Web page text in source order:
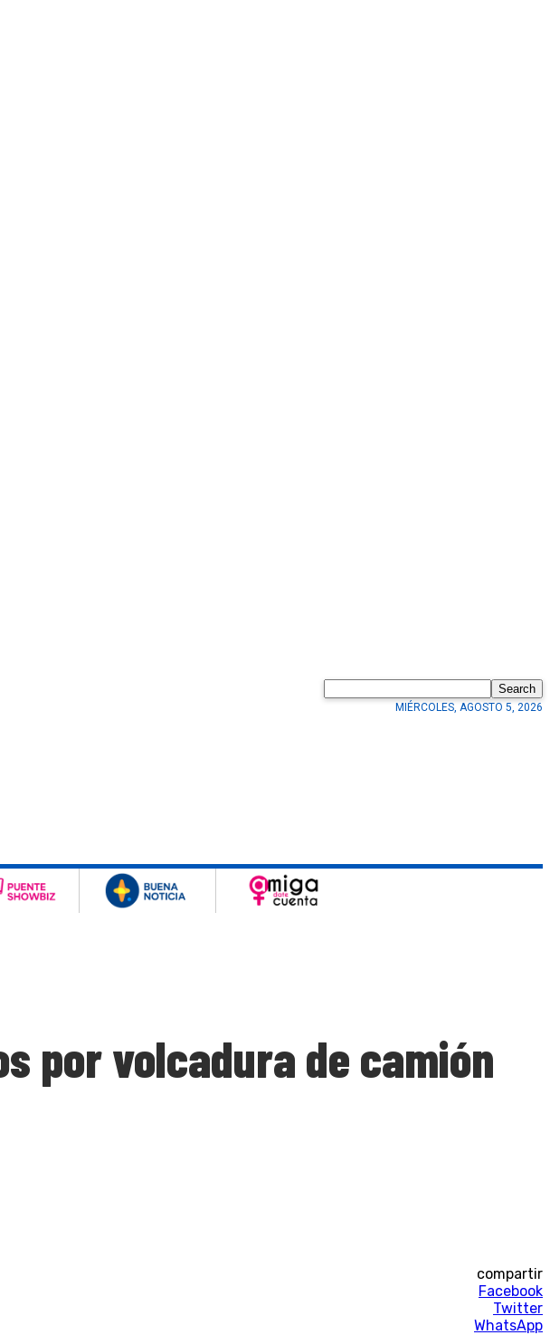
Search
MIÉRCOLES, AGOSTO 5, 2026
por volcadura de camión
compartir
Facebook
Twitter
WhatsApp